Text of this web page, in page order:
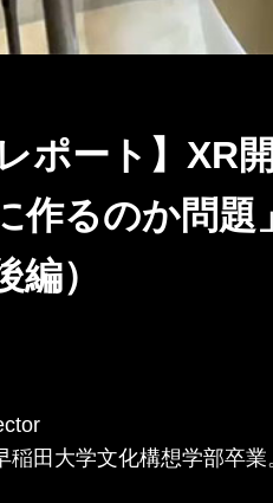
ポート】XR
作るのか問題
）
稲田大学文化構想学部卒